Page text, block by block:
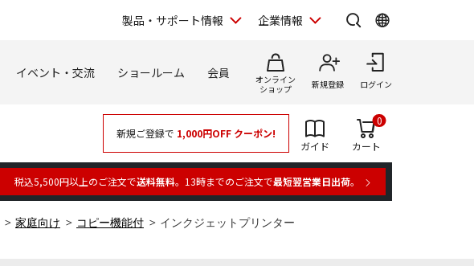
製品・サポート情報 企業情報
イベント・交流 ショールーム 会員
オンライン
ショップ
新規登録 ログイン
新規ご登録で 1,000円OFF クーポン!
ガイド
カート
0
税込5,500円以上のご注文で送料無料。13時までのご注文で最短翌営業日出荷。
家庭向け コピー機能付
インクジェットプリンター